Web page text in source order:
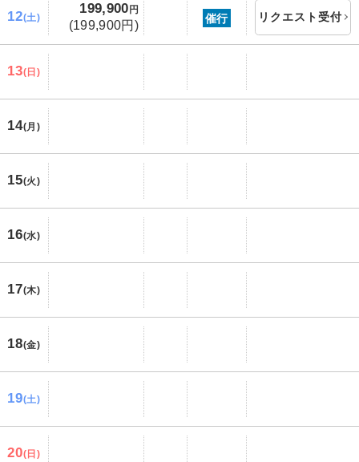
12(土)
199,900 円
(199,900円)
催行 リクエスト受付
13(日)
14(月)
15(火)
16(水)
17(木)
18(金)
19(土)
20(日)